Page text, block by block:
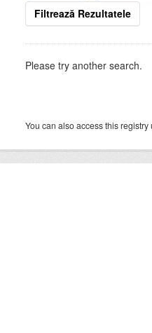
Filtrează Rezultatele
Please try another search.
You can also access this registry